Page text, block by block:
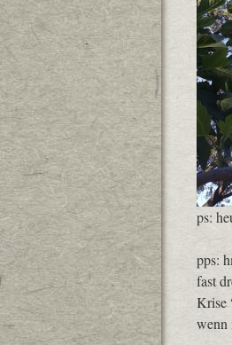
ps:
pps:
fast
Krise
wenn